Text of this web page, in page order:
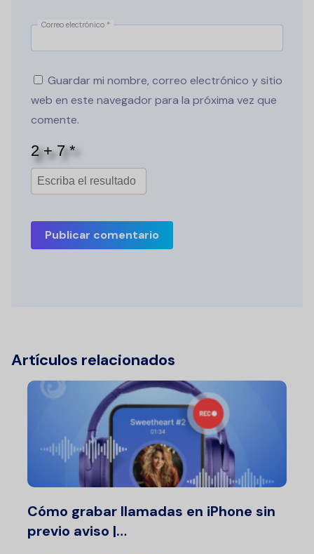
Correo electrónico *
Guardar mi nombre, correo electrónico y sitio
web en este navegador para la próxima vez que
comente.
Publicar comentario
Artículos relacionados
Cómo grabar llamadas en iPhone sin
previo aviso |…